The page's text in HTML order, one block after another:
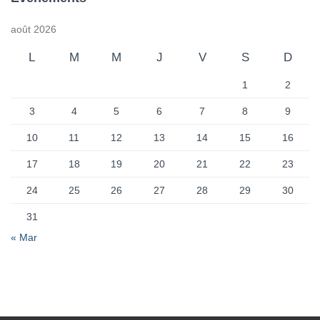
août 2026
L M M J V S D
1 2
3 4 5 6 7 8 9
10 11 12 13 14 15 16
17 18 19 20 21 22 23
24 25 26 27 28 29 30
31
« Mar